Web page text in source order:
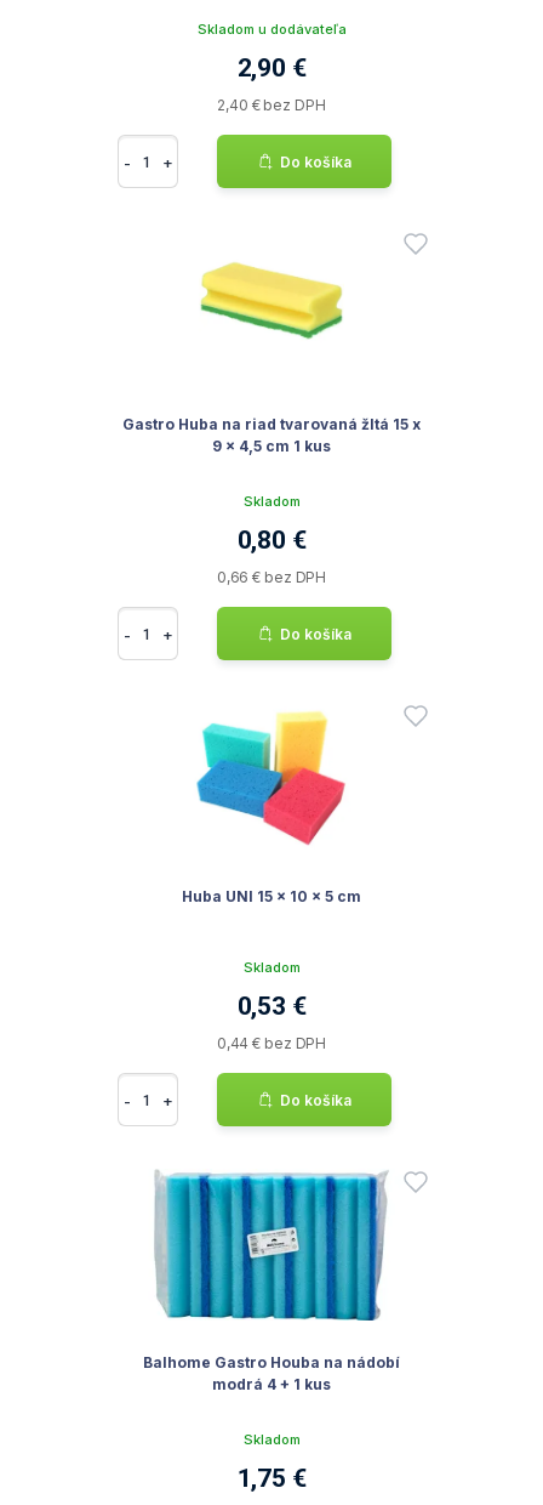
Skladom u dodávateľa
2,90 €
2,40 € bez DPH
- + Do košíka
Gastro Huba na riad tvarovaná žltá 15 x
9 x 4,5 cm 1 kus
Skladom
0,80 €
0,66 € bez DPH
- + Do košíka
Huba UNI 15 x 10 x 5 cm
Skladom
0,53 €
0,44 € bez DPH
- + Do košíka
Balhome Gastro Houba na nádobí
modrá 4 + 1 kus
Skladom
1,75 €